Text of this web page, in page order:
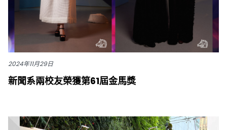
2024年11月29日
新聞系兩校友榮獲第61屆金馬獎